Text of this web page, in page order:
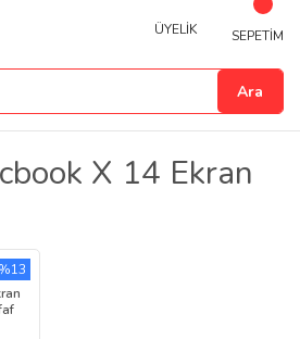
Ara
ÜYELİK SEPETİM
X 14 Ekran
%13